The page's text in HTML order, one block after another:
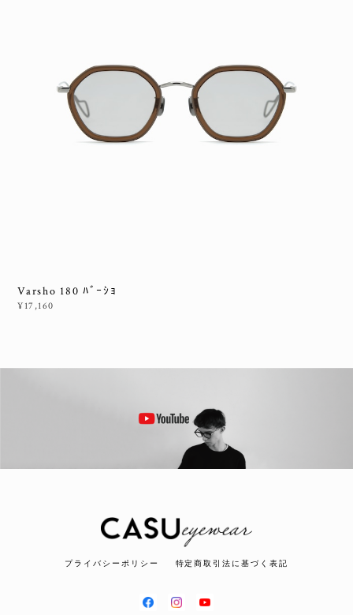
Varsho 180 ﾊﾞｰｼｮ
¥17,160
プライバシーポリシー 特定商取引法に基づく表記